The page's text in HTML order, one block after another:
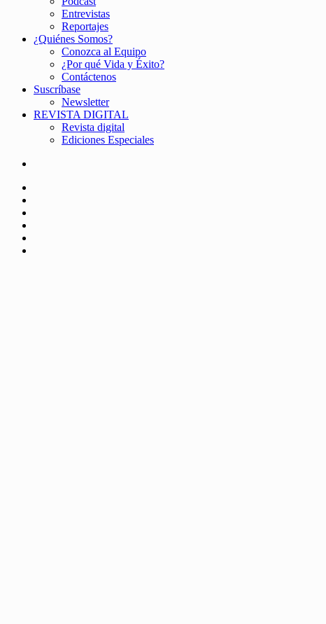
Entrevistas
Reportajes
¿Quiénes Somos?
Conozca al Equipo
¿Por qué Vida y Éxito?
Contáctenos
Suscríbase
Newsletter
REVISTA DIGITAL
Revista digital
Ediciones Especiales